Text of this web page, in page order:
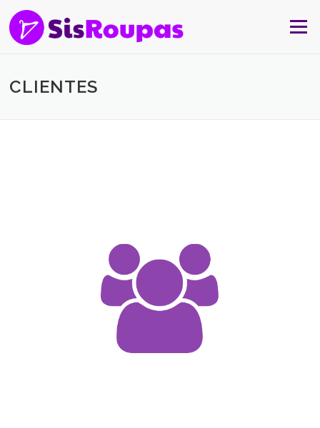
Menu
CLIENTES